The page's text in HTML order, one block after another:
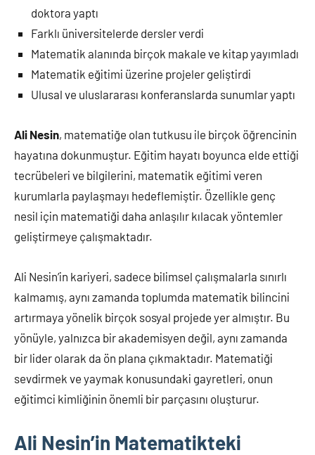
doktora yaptı
Farklı üniversitelerde dersler verdi
Matematik alanında birçok makale ve kitap yayımladı
Matematik eğitimi üzerine projeler geliştirdi
Ulusal ve uluslararası konferanslarda sunumlar yaptı
Ali Nesin, matematiğe olan tutkusu ile birçok öğrencinin
hayatına dokunmuştur. Eğitim hayatı boyunca elde ettiği
tecrübeleri ve bilgilerini, matematik eğitimi veren
kurumlarla paylaşmayı hedeflemiştir. Özellikle genç
nesil için matematiği daha anlaşılır kılacak yöntemler
geliştirmeye çalışmaktadır.
Ali Nesin’in kariyeri, sadece bilimsel çalışmalarla sınırlı
kalmamış, aynı zamanda toplumda matematik bilincini
artırmaya yönelik birçok sosyal projede yer almıştır. Bu
yönüyle, yalnızca bir akademisyen değil, aynı zamanda
bir lider olarak da ön plana çıkmaktadır. Matematiği
sevdirmek ve yaymak konusundaki gayretleri, onun
eğitimci kimliğinin önemli bir parçasını oluşturur.
Ali Nesin’in Matematikteki